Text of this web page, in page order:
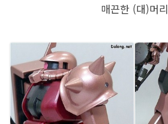
매끈한 (대)머리